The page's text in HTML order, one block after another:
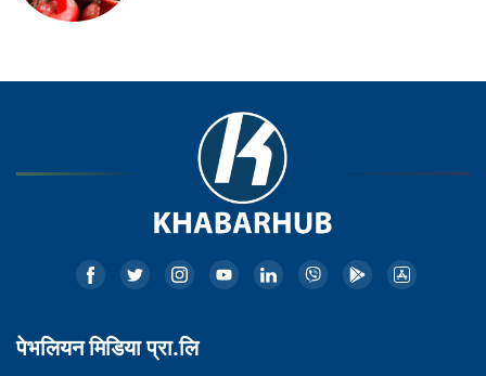
पेभलियन मिडिया प्रा.लि